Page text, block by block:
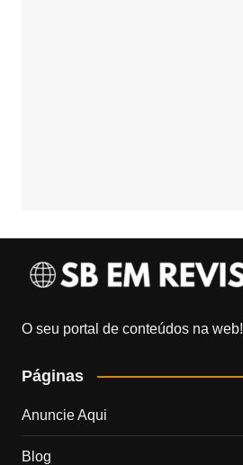
O seu portal de conteúdos na web!
Páginas
Anuncie Aqui
Blog